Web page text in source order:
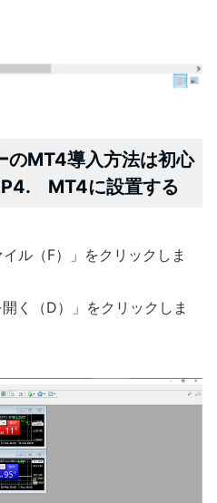
のMT4導入方法は初心
MT4に設置する
ル（F）」をクリックしま
く（D）」をクリックしま